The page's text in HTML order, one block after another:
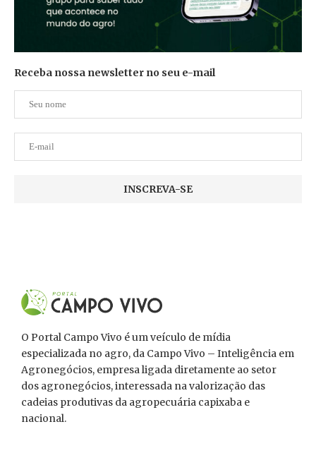
Receba nossa newsletter no seu e-mail
O Portal Campo Vivo é um veículo de mídia
especializada no agro, da Campo Vivo – Inteligência em
Agronegócios, empresa ligada diretamente ao setor
dos agronegócios, interessada na valorização das
cadeias produtivas da agropecuária capixaba e
nacional.